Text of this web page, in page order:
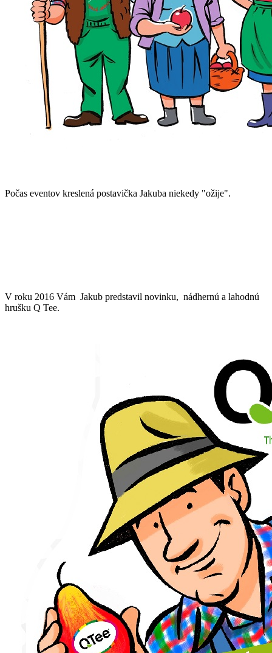
Počas eventov kreslená postavička Jakuba niekedy "ožije".
V roku 2016 Vám Jakub predstavil novinku, nádhernú a lahodnú
hrušku Q Tee.